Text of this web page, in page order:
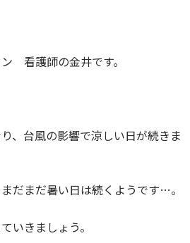
看護師の金井です。
、台風の影響で涼しい日が続きま
だまだ暑い日は続くようです…。
いきましょう。